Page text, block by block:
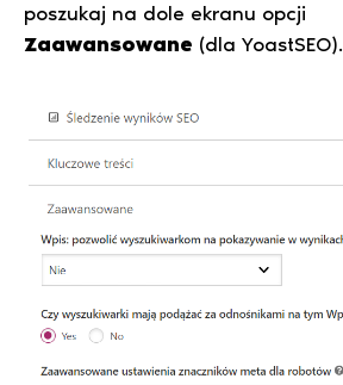
poszukaj na dole ekranu opcji
Zaawansowane (dla YoastSEO).